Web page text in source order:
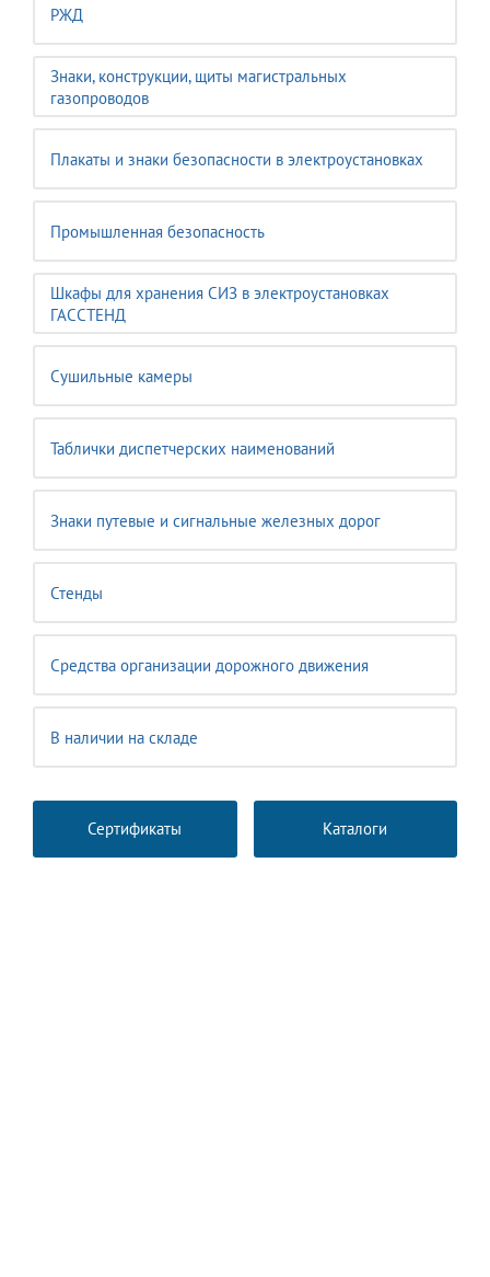
РЖД
Знаки, конструкции, щиты магистральных
газопроводов
Плакаты и знаки безопасности в электроустановках
Промышленная безопасность
Шкафы для хранения СИЗ в электроустановках
ГАССТЕНД
Сушильные камеры
Таблички диспетчерских наименований
Знаки путевые и сигнальные железных дорог
Стенды
Средства организации дорожного движения
В наличии на складе
Сертификаты Каталоги